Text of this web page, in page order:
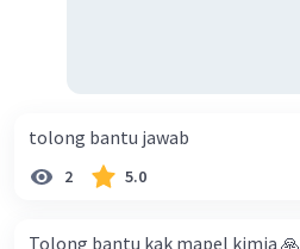
tolong bantu jawab
2 5.0
Tolong bantu kak mapel kimia 🙏